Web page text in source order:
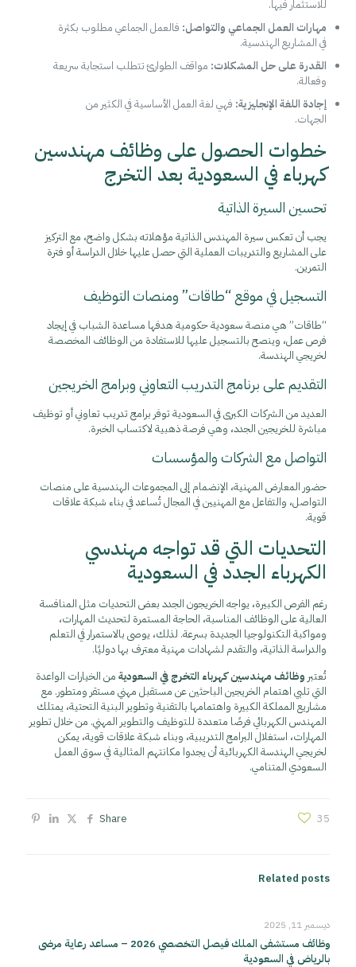
للاستثمار فيها.
مهارات العمل الجماعي والتواصل: فالعمل الجماعي مطلوب بكثرة
في المشاريع الهندسية.
القدرة على حل المشكلات: مواقف الطوارئ تتطلب استجابة سريعة
وفعالة.
إجادة اللغة الإنجليزية: فهي لغة العمل الأساسية في الكثير من
الجهات.
خطوات الحصول على وظائف مهندسين
كهرباء في السعودية بعد التخرج
تحسين السيرة الذاتية
يجب أن تعكس سيرة المهندس الذاتية مؤهلاته بشكل واضح، مع التركيز
على المشاريع والتدريبات العملية التي حصل عليها خلال الدراسة أو فترة
التمرين.
التسجيل في موقع “طاقات” ومنصات التوظيف
“طاقات” هي منصة سعودية حكومية هدفها مساعدة الشباب في إيجاد
فرص عمل، وينصح بالتسجيل عليها للاستفادة من الوظائف المخصصة
لخريجي الهندسة.
التقديم على برنامج التدريب التعاوني وبرامج الخريجين
العديد من الشركات الكبرى في السعودية توفر برامج تدريب تعاوني أو توظيف
مباشرة للخريجين الجدد، وهي فرصة ذهبية لاكتساب الخبرة.
التواصل مع الشركات والمؤسسات
حضور المعارض المهنية، الإنضمام إلى المجموعات الهندسية على منصات
التواصل، والتفاعل مع المهنيين في المجال تُساعد في بناء شبكة علاقات
قوية.
التحديات التي قد تواجه مهندسي
الكهرباء الجدد في السعودية
رغم الفرص الكبيرة، يواجه الخريجون الجدد بعض التحديات مثل المنافسة
العالية على الوظائف المناسبة، الحاجة المستمرة لتحديث المهارات،
ومواكبة التكنولوجيا الجديدة بسرعة. لذلك، يوصى بالاستمرار في التعلم
والدراسة الذاتية، والتقدم لشهادات مهنية معترف بها دوليًا.
تُعتبر وظائف مهندسين كهرباء التخرج في السعوديةمن الخيارات الواعدة
التي تلبي اهتمام الخريجين الباحثين عن مستقبل مهني مستقر ومتطور. مع
مشاريع المملكة الكبيرة واهتمامها بالتقنية وتطوير البنية التحتية، يمتلك
المهندس الكهربائي فرصًا متعددة للتوظيف والتطوير المهني. من خلال تطوير
المهارات، استغلال البرامج التدريبية، وبناء شبكة علاقات قوية، يمكن
لخريجي الهندسة الكهربائية أن يجدوا مكانتهم المثالية في سوق العمل
السعودي المتنامي.
Share 35
Related posts
ديسمبر 11, 2025
وظائف مستشفى الملك فيصل التخصصي 2026 – مساعد رعاية مرضى
بالرياض في السعودية